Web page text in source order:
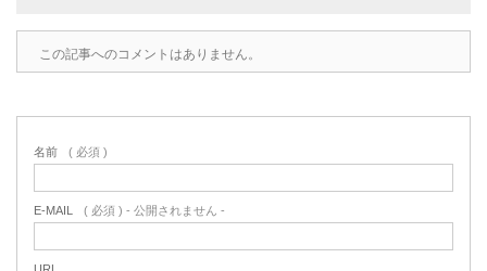
この記事へのコメントはありません。
名前 ( 必須 )
E-MAIL ( 必須 ) - 公開されません -
URL